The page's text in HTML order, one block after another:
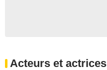
Acteurs et actrices